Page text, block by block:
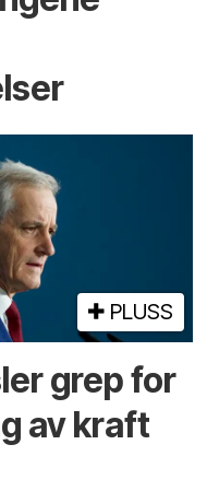
PLUSS
grep for
av kraft